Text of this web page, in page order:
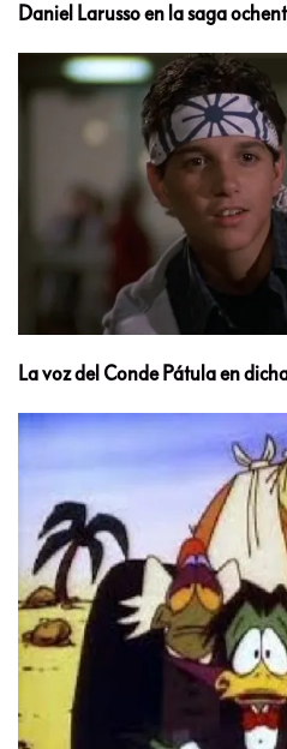
Daniel Larusso en la saga
La voz del Conde Pátula en